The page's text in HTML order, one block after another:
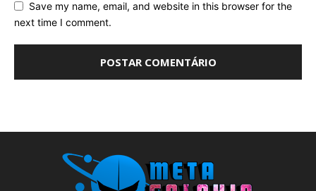
Save my name, email, and website in this browser for the
next time I comment.